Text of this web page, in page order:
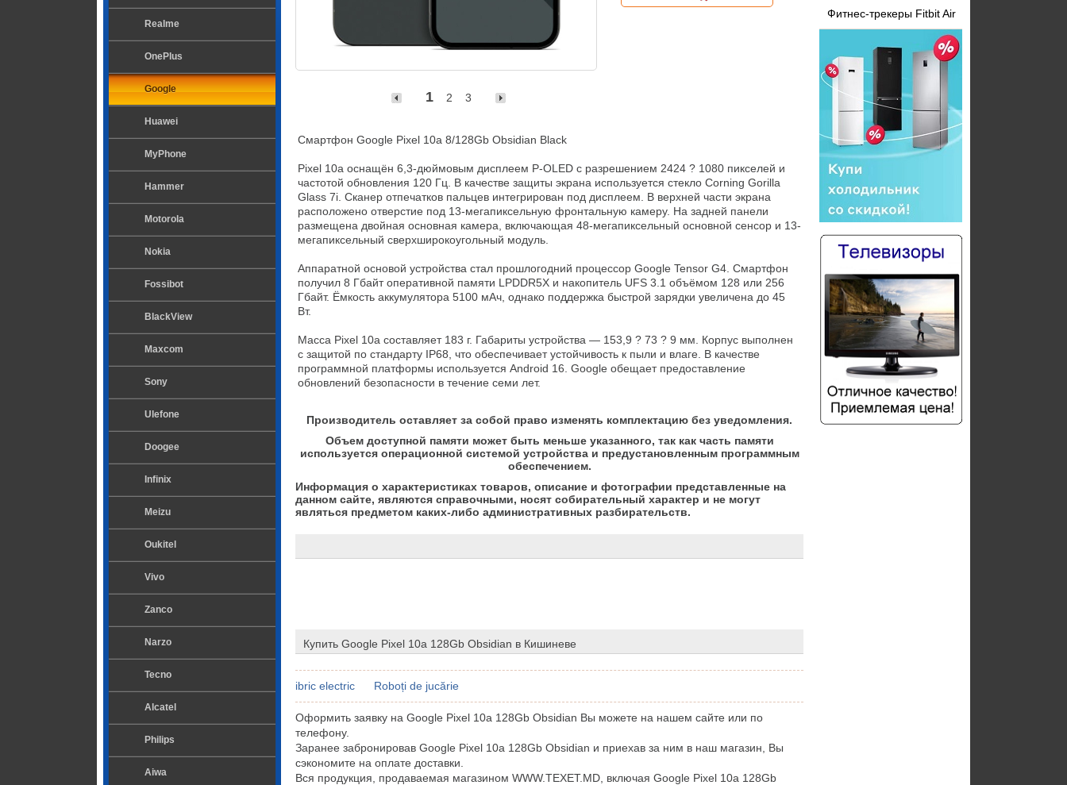
Realme
OnePlus
Google
Huawei
MyPhone
Hammer
Motorola
Nokia
Fossibot
BlackView
Maxcom
Sony
Ulefone
Doogee
Infinix
Meizu
Oukitel
Vivo
Zanco
Narzo
Tecno
Alcatel
Philips
Aiwa
1 2 3
Смартфон Google Pixel 10a 8/128Gb Obsidian Black
Pixel 10a оснащён 6,3-дюймовым дисплеем P-OLED с разрешением 2424 ? 1080 пикселей и
частотой обновления 120 Гц. В качестве защиты экрана используется стекло Corning Gorilla
Glass 7i. Сканер отпечатков пальцев интегрирован под дисплеем. В верхней части экрана
расположено отверстие под 13-мегапиксельную фронтальную камеру. На задней панели
размещена двойная основная камера, включающая 48-мегапиксельный основной сенсор и 13-
мегапиксельный сверхширокоугольный модуль.
Аппаратной основой устройства стал прошлогодний процессор Google Tensor G4. Смартфон
получил 8 Гбайт оперативной памяти LPDDR5X и накопитель UFS 3.1 объёмом 128 или 256
Гбайт. Ёмкость аккумулятора 5100 мАч, однако поддержка быстрой зарядки увеличена до 45
Вт.
Масса Pixel 10a составляет 183 г. Габариты устройства — 153,9 ? 73 ? 9 мм. Корпус выполнен
с защитой по стандарту IP68, что обеспечивает устойчивость к пыли и влаге. В качестве
программной платформы используется Android 16. Google обещает предоставление
обновлений безопасности в течение семи лет.
Производитель оставляет за собой право изменять комплектацию без уведомления.
Объем доступной памяти может быть меньше указанного, так как часть памяти
используется операционной системой устройства и предустановленным программным
обеспечением.
Информация о характеристиках товаров, описание и фотографии представленные на
данном сайте, являются справочными, носят собирательный характер и не могут
являться предметом каких-либо административных разбирательств.
Купить Google Pixel 10a 128Gb Obsidian в Кишиневе
ibric electric Roboți de jucărie
Оформить заявку на Google Pixel 10a 128Gb Obsidian Вы можете на нашем сайте или по
телефону.
Заранее забронировав Google Pixel 10a 128Gb Obsidian и приехав за ним в наш магазин, Вы
сэкономите на оплате доставки.
Вся продукция, продаваемая магазином WWW.TEXET.MD, включая Google Pixel 10a 128Gb
Фитнес-трекеры Fitbit Air